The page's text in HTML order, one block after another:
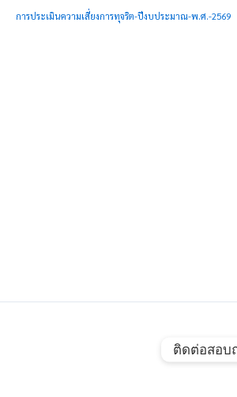
การประเมินความเสี่ยงการทุจริต-ปีงบประมาณ-พ.ศ.-2569
ติดต่อสอบ